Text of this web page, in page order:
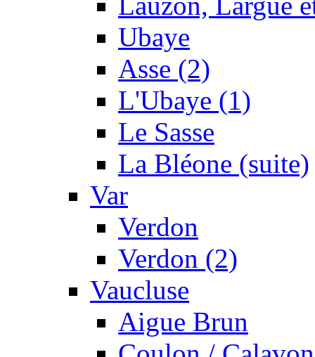
Ubaye
Asse (2)
L'Ubaye (1)
Le Sasse
La Bléone (suite)
Var
Verdon
Verdon (2)
Vaucluse
Aigue Brun